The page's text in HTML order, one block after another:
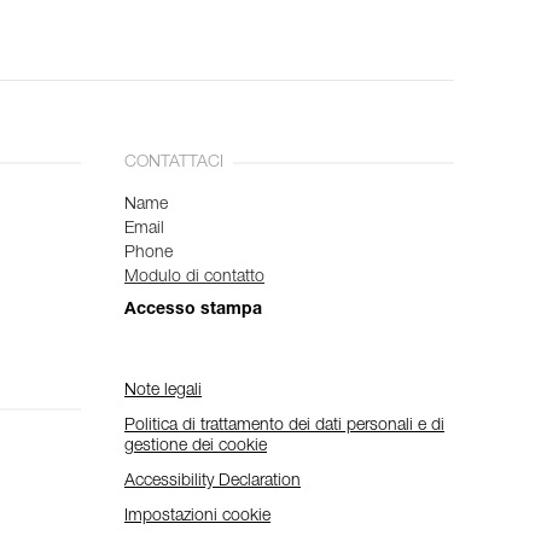
CONTATTACI
Name
Email
Phone
Modulo di contatto
Accesso stampa
Note legali
Politica di trattamento dei dati personali e di
gestione dei cookie
Accessibility Declaration
Impostazioni cookie